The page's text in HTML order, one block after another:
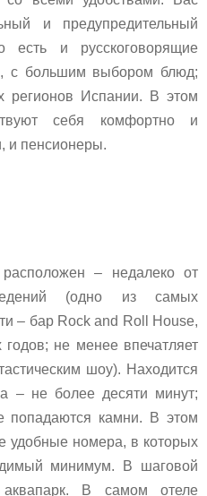
и предупредительный
есть и русскоговорящие
с большим выбором блюд;
регионов Испании. В этом
себя комфортно и
и пенсионеры.
– недалеко от
(одно из самых
– бар Rock and Roll House,
не менее впечатляет
шоу). Находится
– не более десяти минут;
камни. В этом
удобные номера, в которых
минимум. В шаговой
аквапарк. В самом отеле